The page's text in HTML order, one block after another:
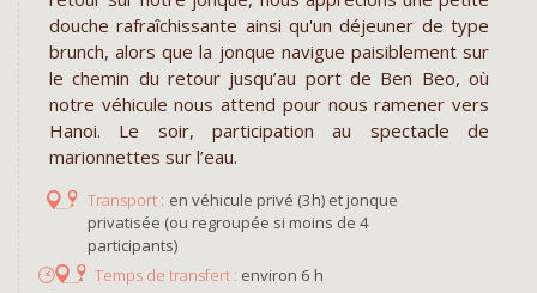
douche rafraîchissante ainsi qu'un déjeuner de type
brunch, alors que la jonque navigue paisiblement sur
le chemin du retour jusqu’au port de Ben Beo, où
notre véhicule nous attend pour nous ramener vers
Hanoi. Le soir, participation au spectacle de
marionnettes sur l’eau.
en véhicule privé (3h) et jonque
privatisée (ou regroupée si moins de 4
participants)
environ 6 h